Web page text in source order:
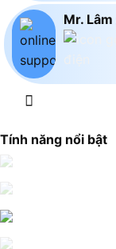
Mr. Lâm
Tính năng nổi bật